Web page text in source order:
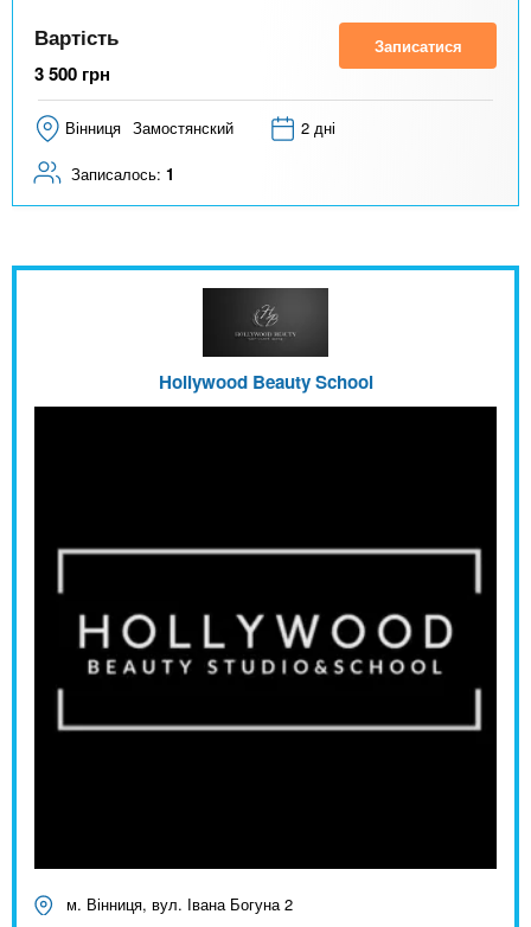
Вартість
3 500 грн
Записатися
Вінниця Замостянский 2 дні
Записалось: 1
Hollywood Beauty School
м. Вінниця, вул. Івана Богуна 2